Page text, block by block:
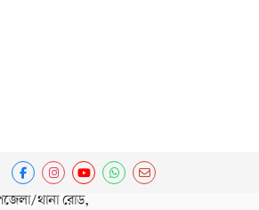
থানা রোড,